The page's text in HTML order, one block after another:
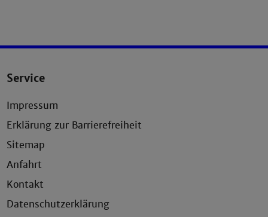
Service
Impressum
Erklärung zur Barrierefreiheit
Sitemap
Anfahrt
Kontakt
Datenschutzerklärung